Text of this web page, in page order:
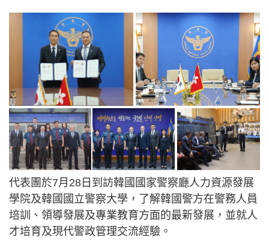
代表團於7月28日到訪韓國國家警察廳人力資源發展
學院及韓國國立警察大學，了解韓國警方在警務人員
培訓、領導發展及專業教育方面的最新發展，並就人
才培育及現代警政管理交流經驗。